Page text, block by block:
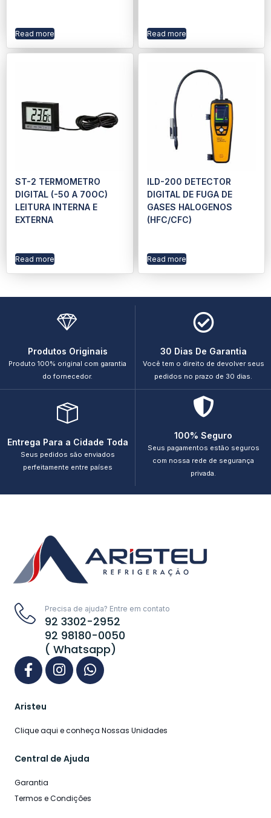
Read more Read more
ST-2 TERMOMETRO
DIGITAL (-50 A 70OC)
LEITURA INTERNA E
EXTERNA
Read more
ILD-200 DETECTOR
DIGITAL DE FUGA DE
GASES HALOGENOS
(HFC/CFC)
Read more
Produtos Originais
Produto 100% original com garantia
do fornecedor.
30 Dias De Garantia
Você tem o direito de devolver seus
pedidos no prazo de 30 dias.
Entrega Para a Cidade Toda
Seus pedidos são enviados
perfeitamente entre países
100% Seguro
Seus pagamentos estão seguros
com nossa rede de segurança
privada.
Precisa de ajuda? Entre em contato
92 3302-2952
92 98180-0050
( Whatsapp)
Aristeu
Clique aqui e conheça Nossas Unidades
Central de Ajuda
Garantia
Termos e Condições